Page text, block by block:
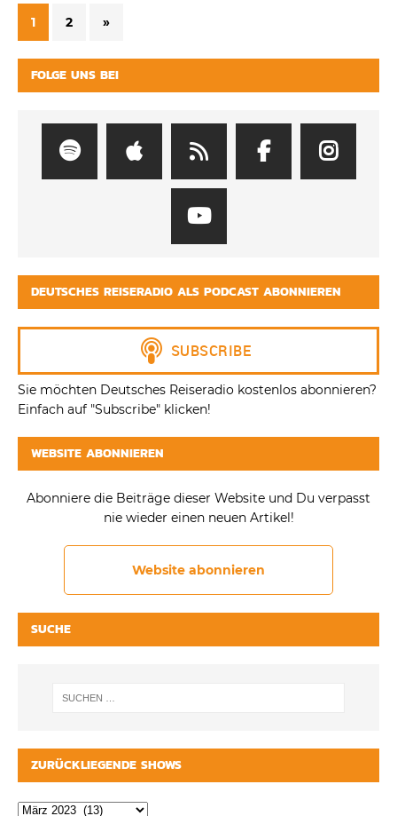
1 2 »
FOLGE UNS BEI
DEUTSCHES REISERADIO ALS PODCAST ABONNIEREN
Sie möchten Deutsches Reiseradio kostenlos abonnieren?
Einfach auf "Subscribe" klicken!
WEBSITE ABONNIEREN
Abonniere die Beiträge dieser Website und Du verpasst
nie wieder einen neuen Artikel!
Website abonnieren
SUCHE
ZURÜCKLIEGENDE SHOWS